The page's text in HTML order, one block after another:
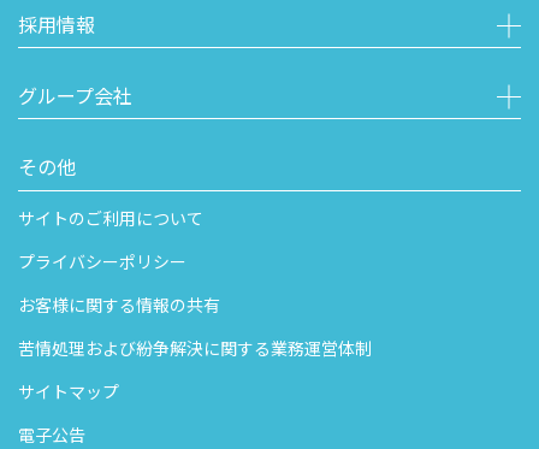
採用情報
グループ会社
その他
サイトのご利用について
プライバシーポリシー
お客様に関する情報の共有
苦情処理および紛争解決に関する業務運営体制
サイトマップ
電子公告